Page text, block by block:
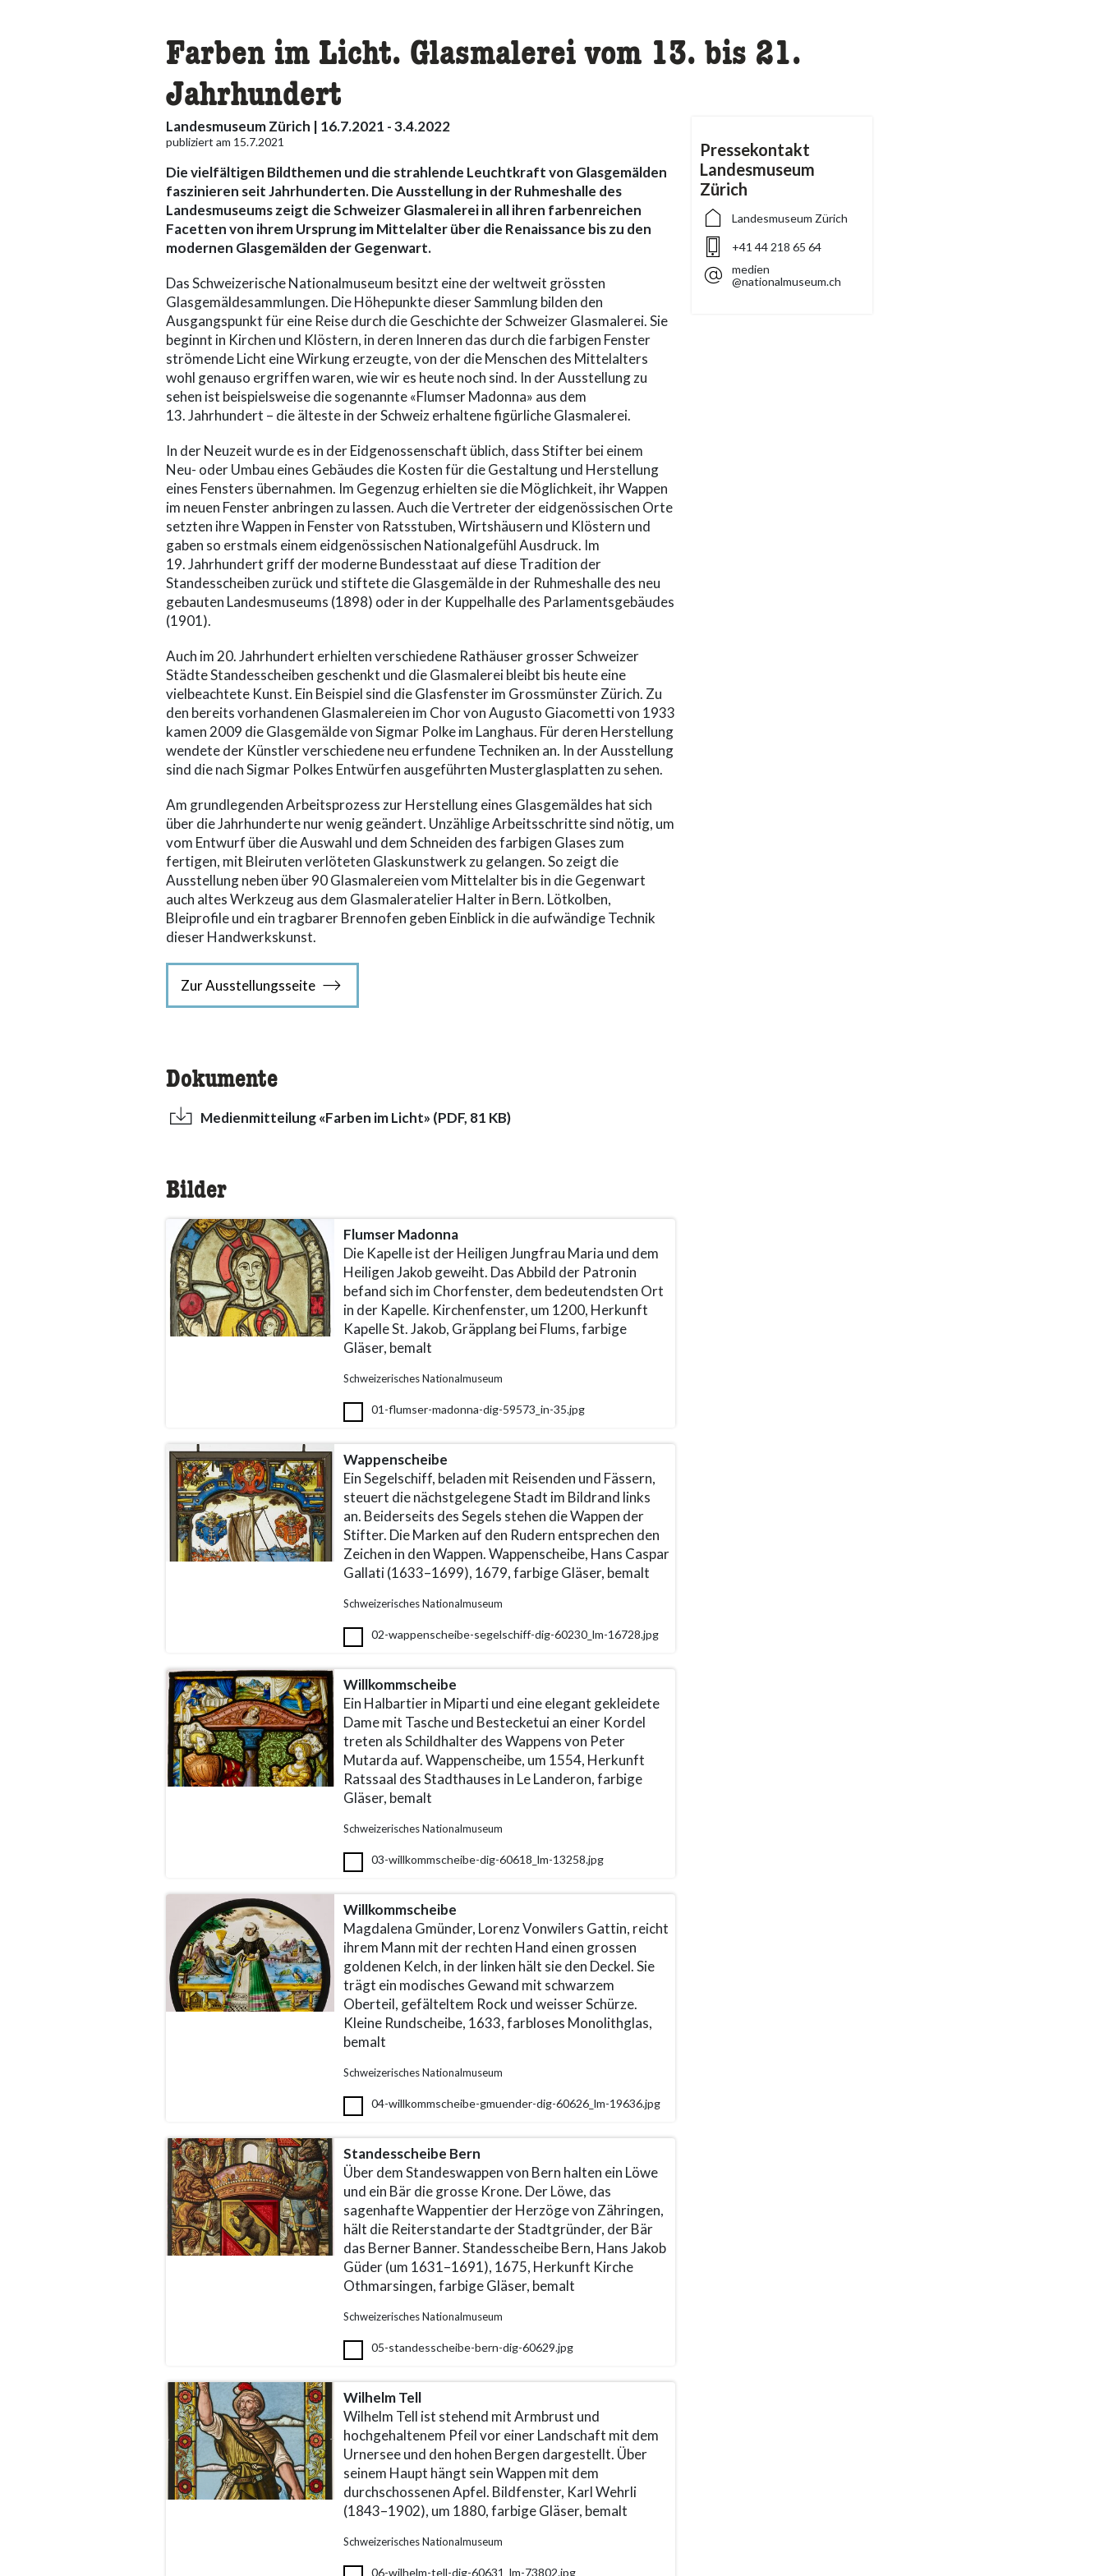
Farben im Licht. Glasmalerei vom 13. bis 21.
Jahrhundert
Landesmuseum Zürich | 16.7.2021 - 3.4.2022
publiziert am 15.7.2021
Die vielfältigen Bildthemen und die strahlende Leuchtkraft von Glasgemälden
faszinieren seit Jahrhunderten. Die Ausstellung in der Ruhmeshalle des
Landesmuseums zeigt die Schweizer Glasmalerei in all ihren farbenreichen
Facetten von ihrem Ursprung im Mittelalter über die Renaissance bis zu den
modernen Glasgemälden der Gegenwart.
Das Schweizerische Nationalmuseum besitzt eine der weltweit grössten
Glasgemäldesammlungen. Die Höhepunkte dieser Sammlung bilden den
Ausgangspunkt für eine Reise durch die Geschichte der Schweizer Glasmalerei. Sie
beginnt in Kirchen und Klöstern, in deren Inneren das durch die farbigen Fenster
strömende Licht eine Wirkung erzeugte, von der die Menschen des Mittelalters
wohl genauso ergriffen waren, wie wir es heute noch sind. In der Ausstellung zu
sehen ist beispielsweise die sogenannte «Flumser Madonna» aus dem
13. Jahrhundert – die älteste in der Schweiz erhaltene figürliche Glasmalerei.
In der Neuzeit wurde es in der Eidgenossenschaft üblich, dass Stifter bei einem
Neu- oder Umbau eines Gebäudes die Kosten für die Gestaltung und Herstellung
eines Fensters übernahmen. Im Gegenzug erhielten sie die Möglichkeit, ihr Wappen
im neuen Fenster anbringen zu lassen. Auch die Vertreter der eidgenössischen Orte
setzten ihre Wappen in Fenster von Ratsstuben, Wirtshäusern und Klöstern und
gaben so erstmals einem eidgenössischen Nationalgefühl Ausdruck. Im
19. Jahrhundert griff der moderne Bundesstaat auf diese Tradition der
Standesscheiben zurück und stiftete die Glasgemälde in der Ruhmeshalle des neu
gebauten Landesmuseums (1898) oder in der Kuppelhalle des Parlamentsgebäudes
(1901).
Auch im 20. Jahrhundert erhielten verschiedene Rathäuser grosser Schweizer
Städte Standesscheiben geschenkt und die Glasmalerei bleibt bis heute eine
vielbeachtete Kunst. Ein Beispiel sind die Glasfenster im Grossmünster Zürich. Zu
den bereits vorhandenen Glasmalereien im Chor von Augusto Giacometti von 1933
kamen 2009 die Glasgemälde von Sigmar Polke im Langhaus. Für deren Herstellung
wendete der Künstler verschiedene neu erfundene Techniken an. In der Ausstellung
sind die nach Sigmar Polkes Entwürfen ausgeführten Musterglasplatten zu sehen.
Am grundlegenden Arbeitsprozess zur Herstellung eines Glasgemäldes hat sich
über die Jahrhunderte nur wenig geändert. Unzählige Arbeitsschritte sind nötig, um
vom Entwurf über die Auswahl und dem Schneiden des farbigen Glases zum
fertigen, mit Bleiruten verlöteten Glaskunstwerk zu gelangen. So zeigt die
Ausstellung neben über 90 Glasmalereien vom Mittelalter bis in die Gegenwart
auch altes Werkzeug aus dem Glasmaleratelier Halter in Bern. Lötkolben,
Bleiprofile und ein tragbarer Brennofen geben Einblick in die aufwändige Technik
dieser Handwerkskunst.
Zur Ausstellungsseite
Dokumente
Medienmitteilung «Farben im Licht» (PDF, 81 KB)
Bilder
Flumser Madonna
Die Kapelle ist der Heiligen Jungfrau Maria und dem
Heiligen Jakob geweiht. Das Abbild der Patronin
befand sich im Chorfenster, dem bedeutendsten Ort
in der Kapelle. Kirchenfenster, um 1200, Herkunft
Kapelle St. Jakob, Gräpplang bei Flums, farbige
Gläser, bemalt
Schweizerisches Nationalmuseum
01-flumser-madonna-dig-59573_in-35.jpg
Wappenscheibe
Ein Segelschiff, beladen mit Reisenden und Fässern,
steuert die nächstgelegene Stadt im Bildrand links
an. Beiderseits des Segels stehen die Wappen der
Stifter. Die Marken auf den Rudern entsprechen den
Zeichen in den Wappen. Wappenscheibe, Hans Caspar
Gallati (1633–1699), 1679, farbige Gläser, bemalt
Schweizerisches Nationalmuseum
02-wappenscheibe-segelschiff-dig-60230_lm-16728.jpg
Willkommscheibe
Ein Halbartier in Miparti und eine elegant gekleidete
Dame mit Tasche und Bestecketui an einer Kordel
treten als Schildhalter des Wappens von Peter
Mutarda auf. Wappenscheibe, um 1554, Herkunft
Ratssaal des Stadthauses in Le Landeron, farbige
Gläser, bemalt
Schweizerisches Nationalmuseum
03-willkommscheibe-dig-60618_lm-13258.jpg
Willkommscheibe
Magdalena Gmünder, Lorenz Vonwilers Gattin, reicht
ihrem Mann mit der rechten Hand einen grossen
goldenen Kelch, in der linken hält sie den Deckel. Sie
trägt ein modisches Gewand mit schwarzem
Oberteil, gefälteltem Rock und weisser Schürze.
Kleine Rundscheibe, 1633, farbloses Monolithglas,
bemalt
Schweizerisches Nationalmuseum
04-willkommscheibe-gmuender-dig-60626_lm-19636.jpg
Standesscheibe Bern
Über dem Standeswappen von Bern halten ein Löwe
und ein Bär die grosse Krone. Der Löwe, das
sagenhafte Wappentier der Herzöge von Zähringen,
hält die Reiterstandarte der Stadtgründer, der Bär
das Berner Banner. Standesscheibe Bern, Hans Jakob
Güder (um 1631–1691), 1675, Herkunft Kirche
Othmarsingen, farbige Gläser, bemalt
Schweizerisches Nationalmuseum
05-standesscheibe-bern-dig-60629.jpg
Wilhelm Tell
Wilhelm Tell ist stehend mit Armbrust und
hochgehaltenem Pfeil vor einer Landschaft mit dem
Urnersee und den hohen Bergen dargestellt. Über
seinem Haupt hängt sein Wappen mit dem
durchschossenen Apfel. Bildfenster, Karl Wehrli
(1843–1902), um 1880, farbige Gläser, bemalt
Schweizerisches Nationalmuseum
06-wilhelm-tell-dig-60631_lm-73802.jpg
Pressekontakt
Landesmuseum
Zürich
Landesmuseum Zürich
+41 44 218 65 64
medien
@nationalmuseum.ch